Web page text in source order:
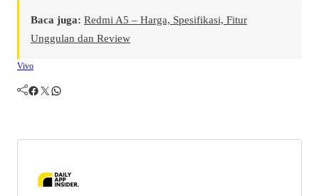
Baca juga: Redmi A5 – Harga, Spesifikasi, Fitur
Unggulan dan Review
Vivo
Facebook Twitter WhatsApp